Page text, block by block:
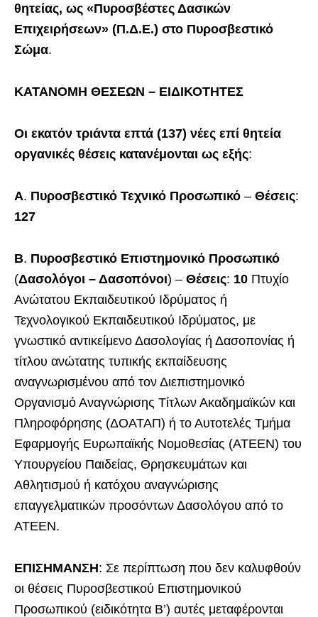
θητείας, ως «Πυροσβέστες Δασικών
Επιχειρήσεων» (Π.Δ.Ε.) στο Πυροσβεστικό
Σώμα.
ΚΑΤΑΝΟΜΗ ΘΕΣΕΩΝ – ΕΙΔΙΚΟΤΗΤΕΣ
Οι εκατόν τριάντα επτά (137) νέες επί θητεία
οργανικές θέσεις κατανέμονται ως εξής:
Α. Πυροσβεστικό Τεχνικό Προσωπικό – Θέσεις:
127
Β. Πυροσβεστικό Επιστημονικό Προσωπικό
(Δασολόγοι – Δασοπόνοι) – Θέσεις: 10 Πτυχίο
Ανώτατου Εκπαιδευτικού Ιδρύματος ή
Τεχνολογικού Εκπαιδευτικού Ιδρύματος, με
γνωστικό αντικείμενο Δασολογίας ή Δασοπονίας ή
τίτλου ανώτατης τυπικής εκπαίδευσης
αναγνωρισμένου από τον Διεπιστημονικό
Οργανισμό Αναγνώρισης Τίτλων Ακαδημαϊκών και
Πληροφόρησης (ΔΟΑΤΑΠ) ή το Αυτοτελές Τμήμα
Εφαρμογής Ευρωπαϊκής Νομοθεσίας (ΑΤΕΕΝ) του
Υπουργείου Παιδείας, Θρησκευμάτων και
Αθλητισμού ή κατόχου αναγνώρισης
επαγγελματικών προσόντων Δασολόγου από το
ΑΤΕΕΝ.
ΕΠΙΣΗΜΑΝΣΗ: Σε περίπτωση που δεν καλυφθούν
οι θέσεις Πυροσβεστικού Επιστημονικού
Προσωπικού (ειδικότητα Β’) αυτές μεταφέρονται